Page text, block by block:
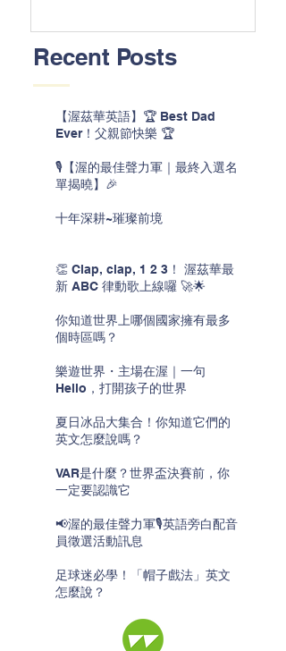
Recent Posts
【渥茲華英語】🏆 Best Dad
Ever！父親節快樂 🏆
🎙️【渥的最佳聲力軍｜最終入選名
單揭曉】🎉
十年深耕~璀璨前境
👏 Clap, clap, 1 2 3！ 渥茲華最
新 ABC 律動歌上線囉 🚀🌟
你知道世界上哪個國家擁有最多
個時區嗎？
樂遊世界・主場在渥｜一句
Hello，打開孩子的世界
夏日冰品大集合！你知道它們的
英文怎麼說嗎？
VAR是什麼？世界盃決賽前，你
一定要認識它
📢渥的最佳聲力軍🎙️英語旁白配音
員徵選活動訊息
足球迷必學！「帽子戲法」英文
怎麼說？